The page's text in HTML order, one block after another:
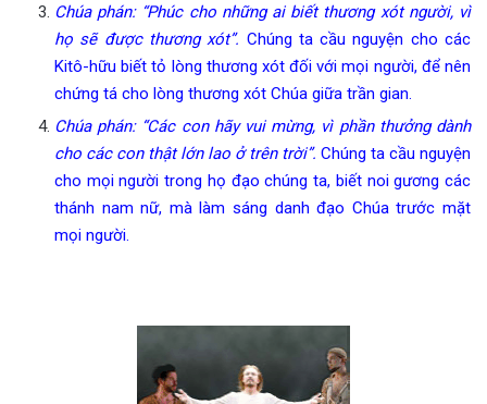
Chúa phán: “Phúc cho những ai biết thương xót người, vì
họ sẽ được thương xót”. Chúng ta cầu nguyện cho các
Kitô-hữu biết tỏ lòng thương xót đối với mọi người, để nên
chứng tá cho lòng thương xót Chúa giữa trần gian.
Chúa phán: “Các con hãy vui mừng, vì phần thưởng dành
cho các con thật lớn lao ở trên trời”. Chúng ta cầu nguyện
cho mọi người trong họ đạo chúng ta, biết noi gương các
thánh nam nữ, mà làm sáng danh đạo Chúa trước mặt
mọi người.